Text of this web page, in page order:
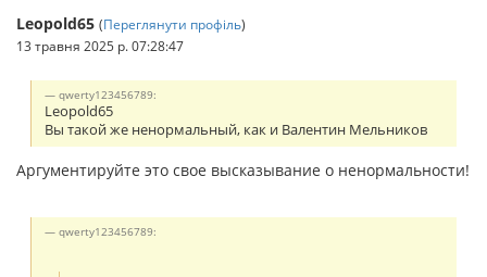
Leopold65 (Переглянути профіль)
13 травня 2025 р. 07:28:47
qwerty123456789:
Leopold65
Вы такой же ненормальный, как и Валентин Мельников
Аргументируйте это свое высказывание о ненормальности!
qwerty123456789: